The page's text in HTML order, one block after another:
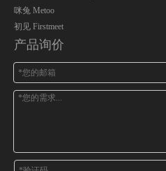
咪兔 Metoo
初见 Firstmeet
产品询价